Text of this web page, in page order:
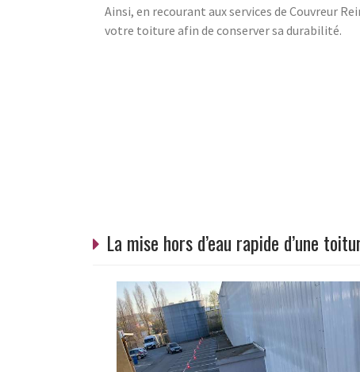
Ainsi, en recourant aux services de Couvreur
votre toiture afin de conserver sa durabilité.
La mise hors d’eau rapide d’une